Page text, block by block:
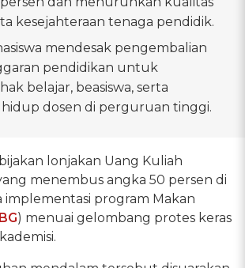
kesejahteraan tenaga pendidik.
mendesak pengembalian
pendidikan untuk
belajar, beasiswa, serta
hidup dosen di perguruan tinggi.
lonjakan Uang Kuliah
menembus angka 50 persen di
implementasi program Makan
) menuai gelombang protes keras